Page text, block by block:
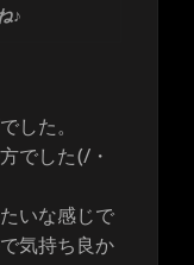
♪
した。
でした(/・
いな感じで
気持ち良か